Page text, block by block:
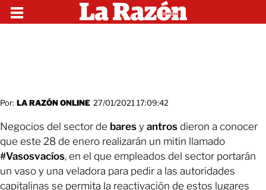
Por: LA RAZÓN ONLINE 27/01/2021 17:09:42
Negocios del sector de bares y antros dieron a conocer
que este 28 de enero realizarán un mitin llamado
#Vasosvacíos, en el que empleados del sector portarán
un vaso y una veladora para pedir a las autoridades
capitalinas se permita la reactivación de estos lugares